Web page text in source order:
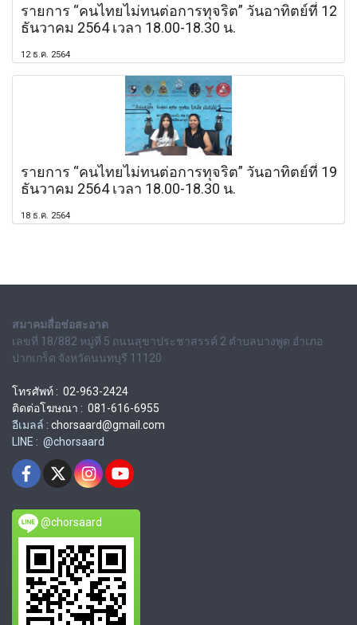
รายการ “คนไทยไม่ทนต่อการทุจริต” วันอาทิตย์ที่ 12
ธันวาคม 2564 เวลา 18.00-18.30 น.
12 ธ.ค. 2564
รายการ “คนไทยไม่ทนต่อการทุจริต” วันอาทิตย์ที่ 19
ธันวาคม 2564 เวลา 18.00-18.30 น.
18 ธ.ค. 2564
สมาคมสื่อช่อสะอาด
เลขที่ 18/882 หมู่ที่ 5 ถนนสุขาประชาสรรค์ 2 ตำบลบางพูด อำเภอ
ปากเกร็ด จังหวัดนนทบุรี 11120
โทรศัพท์ : 02-963-2424
ติดต่อโฆษณา : 081-616-6955
อีเมลล์ : chorsaard@gmail.com
LINE : @chorsaard
@chorsaard